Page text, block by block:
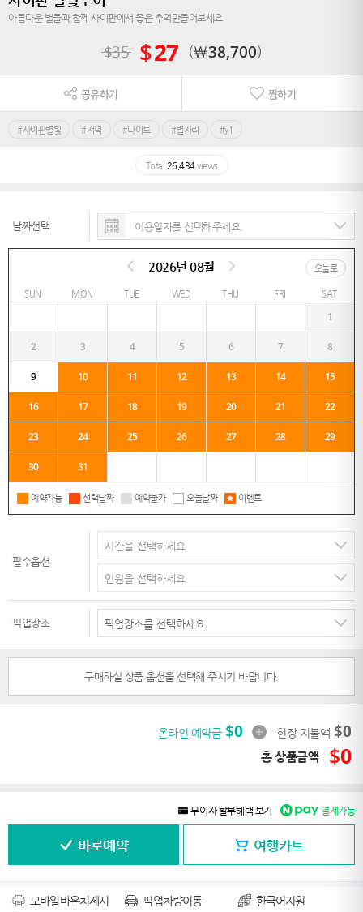
아름다운 별들과 함께 사이판에서 좋은 추억만들어보세요
￦38,700
$35 $27
공유하기 찜하기
#사이판별빛 #저녁 #나이트 #별자리 #y1
Total 26,434views
날짜선택
2026년 08월 오늘로
SUN MON TUE WED THU FRI SAT
1
2 3 4 5 6 7 8
9 10 11 12 13 14 15
16 17 18 19 20 21 22
23 24 25 26 27 28 29
30 31
예약가능 선택날짜 예약불가 오늘날짜 이벤트
필수옵션
픽업장소
구매하실 상품 옵션을 선택해 주시기 바랍니다.
온라인 예약금 $0 현장 지불액 $0
총 상품금액 $0
무이자 할부혜택 보기 결제가능
바로예약 여행카트
모바일바우처제시 픽업차량이동
한국어지원